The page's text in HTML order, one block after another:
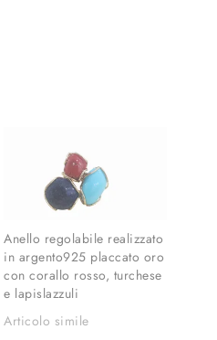
Anello regolabile realizzato
in argento925 placcato oro
con corallo rosso, turchese
e lapislazzuli
Articolo simile